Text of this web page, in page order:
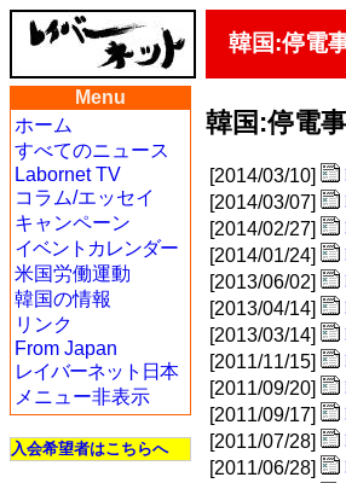
韓国:停電
Menu
ホーム
すべてのニュース
Labornet TV
コラム/エッセイ
キャンペーン
イベントカレンダー
米国労働運動
韓国の情報
リンク
From Japan
レイバーネット日本
メニュー非表示
入会希望者はこちらへ
韓国:停電
[2014/03/10]
[2014/03/07]
[2014/02/27]
[2014/01/24]
[2013/06/02]
[2013/04/14]
[2013/03/14]
[2011/11/15]
[2011/09/20]
[2011/09/17]
[2011/07/28]
[2011/06/28]